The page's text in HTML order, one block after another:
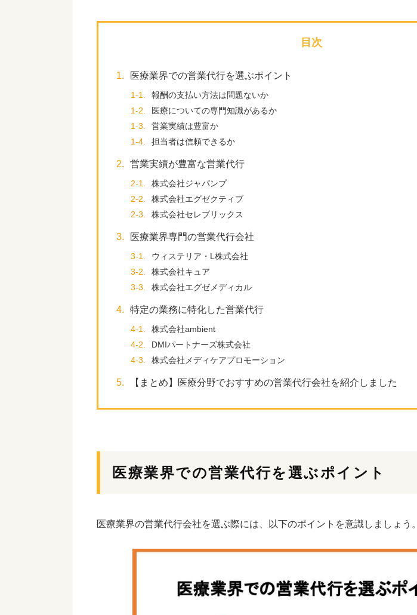
目次
1. 医療業界での営業代行を選ぶポイント
1-1.
報酬の支払い方法は問題ないか
1-2.
医療についての専門知識があるか
1-3.
営業実績は豊富か
1-4.
担当者は信頼できるか
2. 営業実績が豊富な営業代行
2-1.
株式会社ジャパンプ
2-2.
株式会社エグゼクティブ
2-3.
株式会社セレブリックス
3. 医療業界専門の営業代行会社
3-1.
ウィステリア・L株式会社
3-2.
株式会社キュア
3-3.
株式会社エグゼメディカル
4. 特定の業務に特化した営業代行
4-1.
株式会社ambient
4-2.
DMIパートナーズ株式会社
4-3.
株式会社メディケアプロモーション
5. 【まとめ】医療分野でおすすめの営業代行会社を紹介しました
医療業界での営業代行を選ぶポイント
医療業界の営業代行会社を選ぶ際には、以下のポイントを意識しましょう。